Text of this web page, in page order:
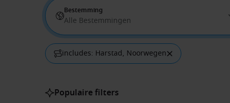
Bestemming
Alle Bestemmingen
includes: Harstad, Noorwegen
Populaire filters